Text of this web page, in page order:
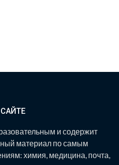
и содержит
материал по самым
химия, медицина, почта,